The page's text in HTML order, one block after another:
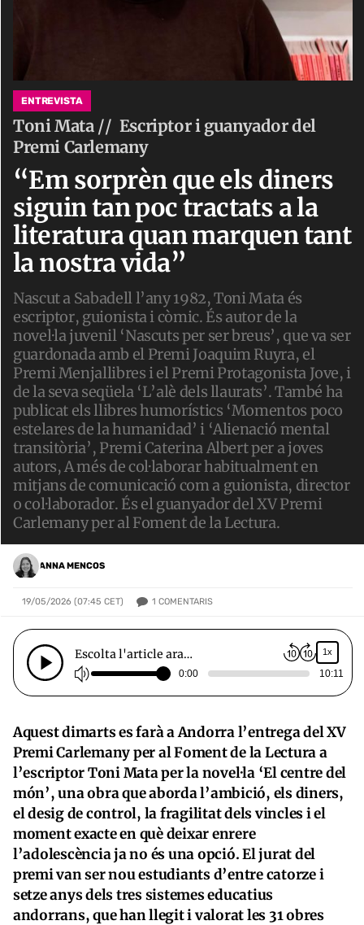
ENTREVISTA
Toni Mata // Escriptor i guanyador del
Premi Carlemany
“Em sorprèn que els diners
siguin tan poc tractats a la
literatura quan marquen tant
la nostra vida”
Nascut a Sabadell l’any 1982, Toni Mata és
escriptor, guionista i còmic. És autor de la
novel·la juvenil ‘Nascuts per ser breus’, que va ser
guardonada amb el Premi Joaquim Ruyra, el
Premi Menjallibres i el Premi Protagonista Jove, i
de la seva seqüela ‘L’alè dels llaurats’. També ha
publicat els llibres humorístics ‘Momentos poco
estelares de la humanidad’ i ‘Alienació mental
transitòria’, Premi Caterina Albert per a joves
autors, A més de col·laborar habitualment en
mitjans de comunicació com a guionista, director
o col·laborador. És el guanyador del XV Premi
Carlemany per al Foment de la Lectura.
ANNA MENCOS
19/05/2026 (07:45 CET) 1 COMENTARIS
Escolta l'article ara… 1x
0:00 10:11
Aquest dimarts es farà a Andorra l’entrega del XV
Premi Carlemany per al Foment de la Lectura a
l’escriptor Toni Mata per la novel·la ‘El centre del
món’, una obra que aborda l’ambició, els diners,
el desig de control, la fragilitat dels vincles i el
moment exacte en què deixar enrere
l’adolescència ja no és una opció. El jurat del
premi van ser nou estudiants d’entre catorze i
setze anys dels tres sistemes educatius
andorrans, que han llegit i valorat les 31 obres